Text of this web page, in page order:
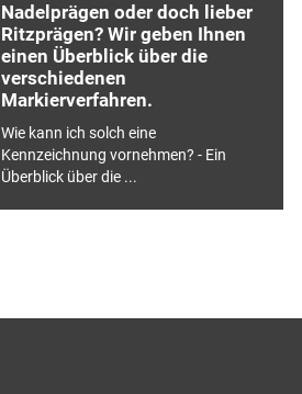
Nadelprägen oder doch lieber
Ritzprägen? Wir geben Ihnen
einen Überblick über die
verschiedenen
Markierverfahren.
Wie kann ich solch eine
Kennzeichnung vornehmen? - Ein
Überblick über die ...